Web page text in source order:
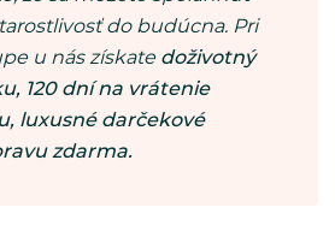
do budúcna. Pri
u nás získate doživotný
120 dní na vrátenie
luxusné darčekové
zdarma.